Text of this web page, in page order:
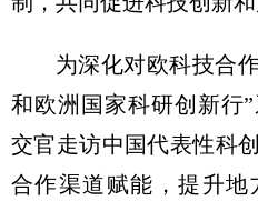
为深化对欧科技合
和欧洲国家科研创新行
交官走访中国代表性科
合作渠道赋能，提升